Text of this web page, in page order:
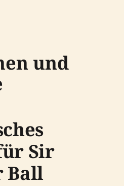
und
Sir
Ball